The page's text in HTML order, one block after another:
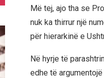
Më tej, ajo tha se
nuk ka thirrur një
për hierarkinë e
Në hyrje të
edhe të